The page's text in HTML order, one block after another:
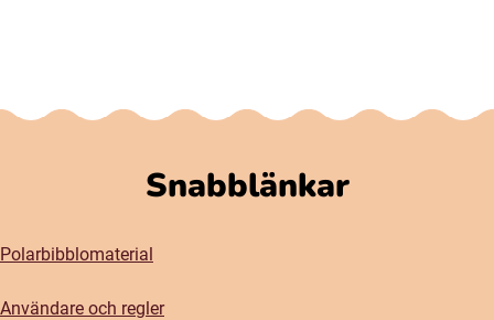
Snabblänkar
Polarbibblomaterial
Användare och regler